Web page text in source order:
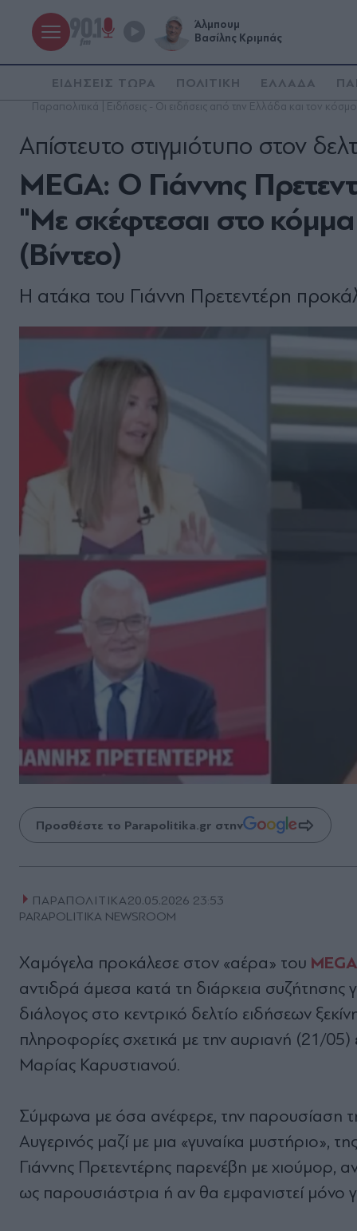
Άλμπουμ
Βασίλης Κριμπάς
ΕΙΔΗΣΕΙΣ ΤΩΡΑ ΠΟΛΙΤΙΚΗ ΕΛΛΑΔΑ
Παραπολιτικά | Ειδήσεις - Οι ειδήσεις από την Ελλάδα και τον κόσμο
MEGA: Ο Γιάννης
"Με σκέφτεσαι στο
(Bίντεο)
Απίστευτο στιγμιότυπο στον
Η ατάκα του Γιάννη Πρετεντέρη
Προσθέστε το Parapolitika.gr στην
ΠΑΡΑΠΟΛΙΤΙΚΑ20.05.2026 23:53
PARAPOLITIKA NEWSROOM
Χαμόγελα προκάλεσε στον «αέρα» του MEGA
αντιδρά άμεσα κατά τη διάρκεια συζήτησης
διάλογος στο κεντρικό δελτίο ειδήσεων
πληροφορίες σχετικά με την αυριανή (21/
Μαρίας Καρυστιανού.
Σύμφωνα με όσα ανέφερε, την παρουσίαση
Αυγερινός μαζί με μια «γυναίκα μυστήριο»,
Γιάννης Πρετεντέρης παρενέβη με χιούμορ,
ως παρουσιάστρια ή αν θα εμφανιστεί μόνο